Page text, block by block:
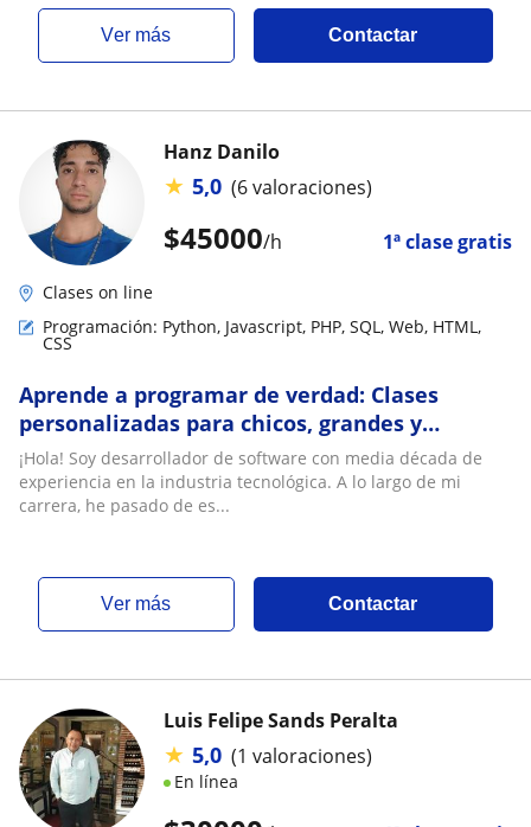
ver más Contactar
$45000/h 1ª clase gratis
Hanz Danilo
★ 5,0 (6 valoraciones)
Clases on line
Programación: Python, Javascript, PHP, SQL, Web, HTML,
CSS
Aprende a programar de verdad: Clases
personalizadas para chicos, grandes y
universitarios
¡Hola! Soy desarrollador de software con media década de
experiencia en la industria tecnológica. A lo largo de mi
carrera, he pasado de es...
ver más Contactar
Luis Felipe Sands Peralta
★ 5,0 (1 valoraciones)
En línea